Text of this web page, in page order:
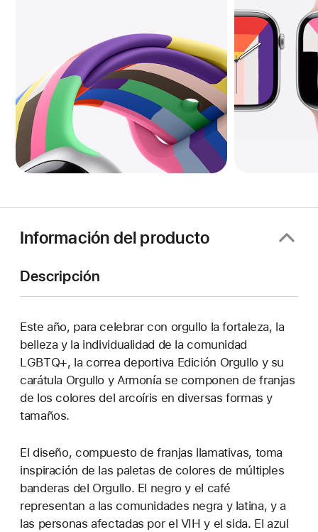
Información del producto
Descripción
Este año, para celebrar con orgullo la fortaleza, la
belleza y la individualidad de la comunidad
LGBTQ+, la correa deportiva Edición Orgullo y su
carátula Orgullo y Armonía se componen de franjas
de los colores del arcoíris en diversas formas y
tamaños.
El diseño, compuesto de franjas llamativas, toma
inspiración de las paletas de colores de múltiples
banderas del Orgullo. El negro y el café
representan a las comunidades negra y latina, y a
las personas afectadas por el VIH y el sida. El azul